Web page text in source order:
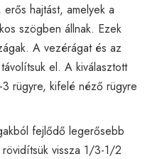
hajtást, amelyek a
szögben állnak. Ezek
A vezérágat és az
el. A kiválasztott
rügyre, kifelé néző rügyre
fejlődő legerősebb
vissza 1/3-1/2